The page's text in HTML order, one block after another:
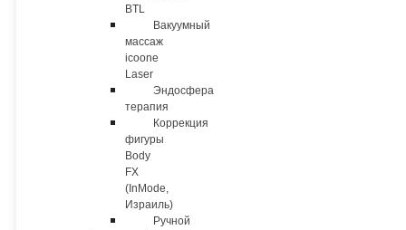
BTL
Вакуумный
массаж
icoone
Laser
Эндосфера
терапия
Коррекция
фигуры
Body
FX
(InMode,
Израиль)
Ручной